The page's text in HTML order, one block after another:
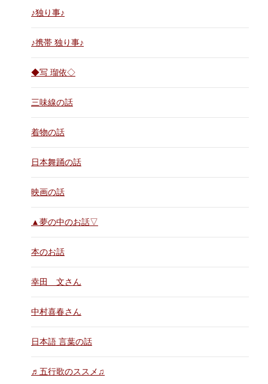
♪独り事♪
♪携帯 独り事♪
◆写 瑠依◇
三味線の話
着物の話
日本舞踊の話
映画の話
▲夢の中のお話▽
本のお話
幸田 文さん
中村喜春さん
日本語 言葉の話
♬五行歌のススメ♫